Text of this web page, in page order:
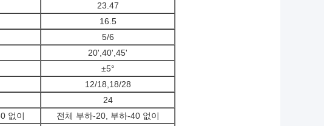
23.47
16.5
5/6
20',40',45'
±5°
12/18,18/28
24
없이
전체 부하-20, 부하-40 없이